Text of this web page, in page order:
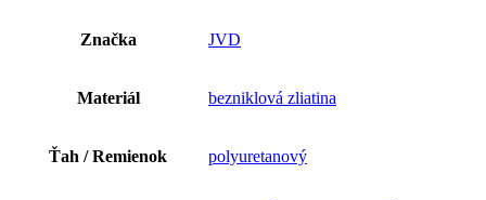
Značka JVD
Materiál bezniklová zliatina
Ťah / Remienok polyuretanový